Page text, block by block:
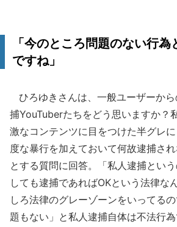
「今のところ問題のない行
ですね」
ひろゆきさんは、一般ユーザーか
捕YouTuberたちをどう思いますか？
激なコンテンツに目をつけた半グレ
度な暴行を加えておいて何故逮捕され
とする質問に回答。「私人逮捕とい
しても逮捕であればOKという法律な
しろ法律のグレーゾーンをいってる
題もない」と私人逮捕自体は不法行